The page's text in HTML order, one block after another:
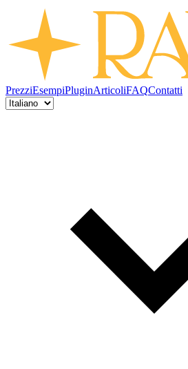
PrezziEsempiPluginArticoliFAQContatti